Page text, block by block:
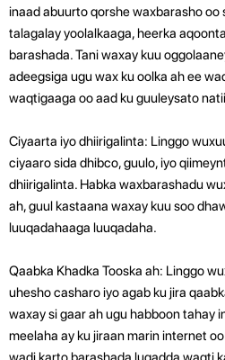
inaad abuurto qorshe waxbarasho oo
talagalay yoolalkaaga, heerka
barashada. Tani waxay kuu
adeegsiga ugu wax ku oolka ah ee
waqtigaaga oo aad ku guuleysato
Ciyaarta iyo dhiirigalinta: Linggo
ciyaaro sida dhibco, guulo, iyo
dhiirigalinta. Habka waxbarashadu
ah, guul kastaana waxay kuu soo
luuqadahaaga luuqadaha.
Qaabka Khadka Tooska ah: Linggo
uhesho casharo iyo agab ku jira
waxay si gaar ah ugu habboon tahay
meelaha ay ku jiraan marin internet